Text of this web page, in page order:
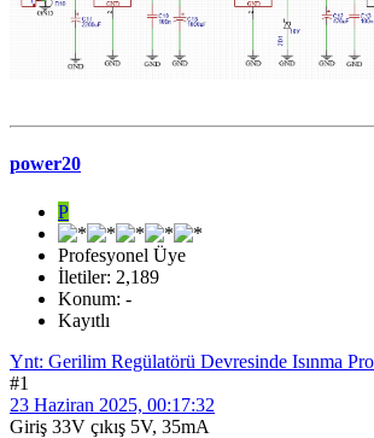
power20
P
Profesyonel Üye
İletiler: 2,189
Konum: -
Kayıtlı
Ynt: Gerilim Regülatörü Devresinde Isınma
#1
23 Haziran 2025, 00:17:32
Giriş 33V çıkış 5V, 35mA